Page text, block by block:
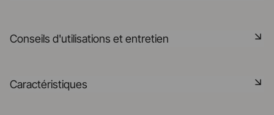
traitement de nos effluents de production qui permet
émaux, pour en faire une nouvelle pâte céramique
Conseils d'utilisations et entretien
Caractéristiques